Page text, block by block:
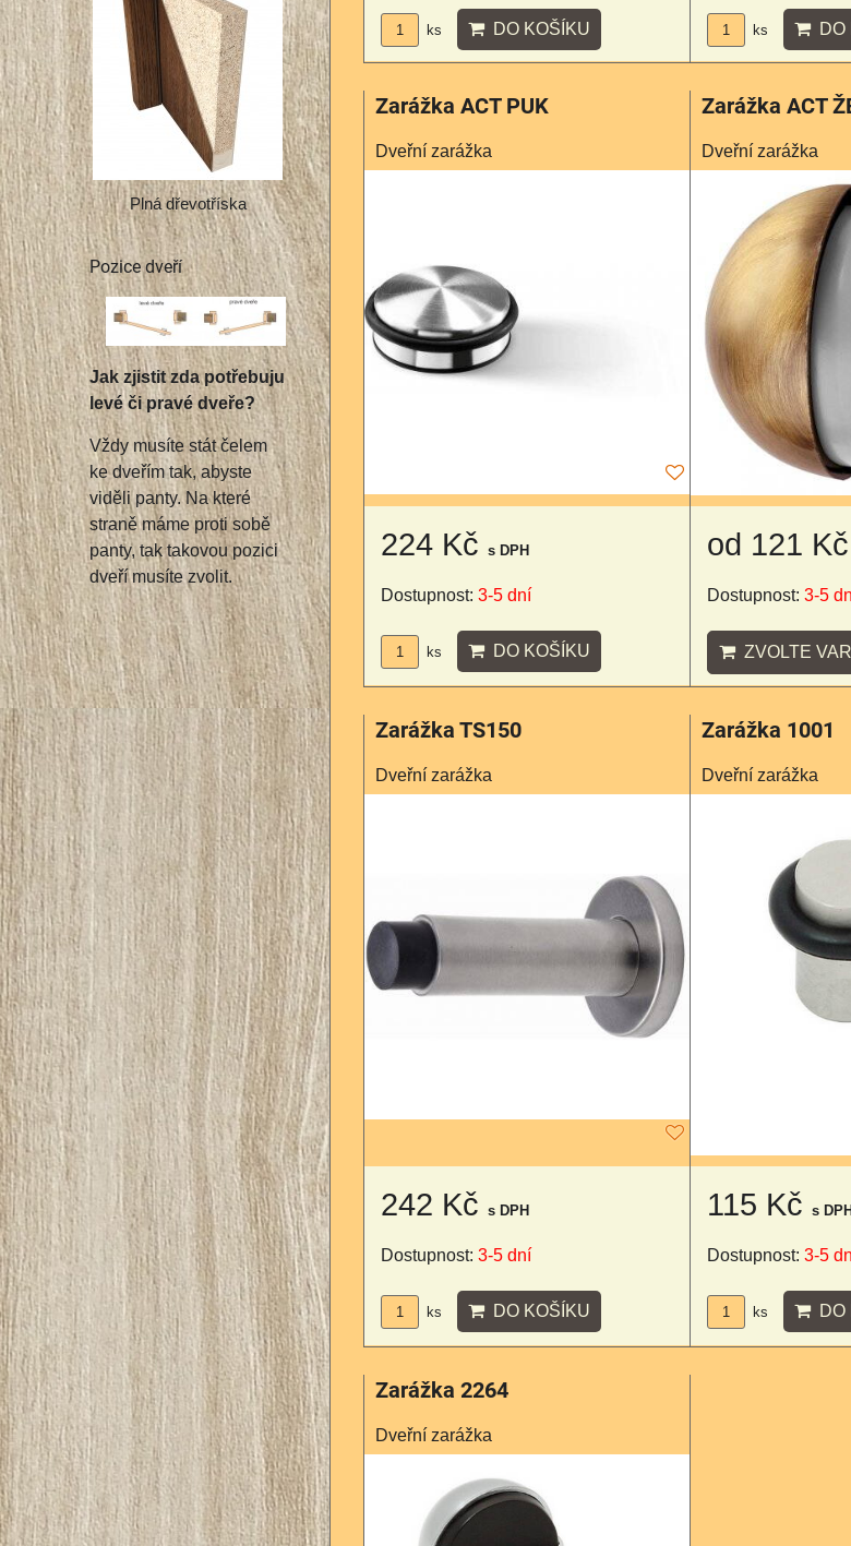
ks DO KOŠÍKU ks DO
Zarážka ACT PUK
Dveřní zarážka
224 Kč s DPH
Dostupnost: 3-5 dní
ks DO KOŠÍKU
Zarážka ACT
Dveřní zarážka
od 121 Kč
Dostupnost: 3-5
ZVOLTE
Zarážka TS150
Dveřní zarážka
242 Kč s DPH
Dostupnost: 3-5 dní
ks DO KOŠÍKU
Zarážka 1001
Dveřní zarážka
115 Kč s DPH
Dostupnost: 3-5
ks DO
Zarážka 2264
Dveřní zarážka
Plná dřevotříska
Pozice dveří
Jak zjistit zda potřebuju
levé či pravé dveře?
Vždy musíte stát čelem
ke dveřím tak, abyste
viděli panty. Na které
straně máme proti sobě
panty, tak takovou pozici
dveří musíte zvolit.